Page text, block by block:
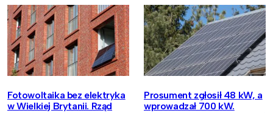
Fotowoltaika bez elektryka
w Wielkiej Brytanii. Rząd
Prosument zgłosił 48 kW, a
wprowadzał 700 kW.